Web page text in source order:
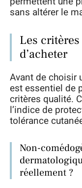
sans altérer le
Les
d’acheter
Avant de choisir
est essentiel de
critères qualité.
l’indice de
tolérance
Non-
réellement ?